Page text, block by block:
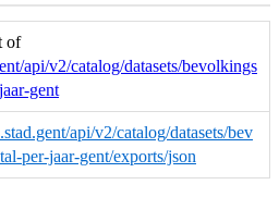
of
api/v2/catalog/datasets/bevolkings
gent
api/v2/catalog/datasets/bev
per-jaar-gent/exports/json